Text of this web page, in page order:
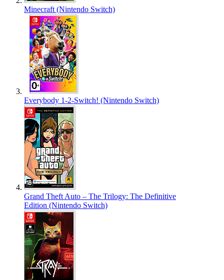
Minecraft (Nintendo Switch)
Everybody 1-2-Switch! (Nintendo Switch)
Grand Theft Auto – The Trilogy: The Definitive
Edition (Nintendo Switch)